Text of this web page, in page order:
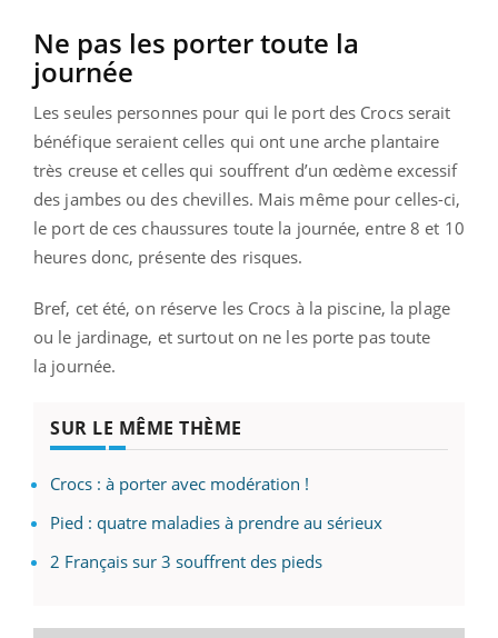
Ne pas les porter toute la
journée
Les seules personnes pour qui le port des Crocs serait
bénéfique seraient celles qui ont une arche plantaire
très creuse et celles qui souffrent d’un œdème excessif
des jambes ou des chevilles. Mais même pour celles-ci,
le port de ces chaussures toute la journée, entre 8 et 10
heures donc, présente des risques.
Bref, cet été, on réserve les Crocs à la piscine, la plage
ou le jardinage, et surtout on ne les porte pas toute
la journée.
SUR LE MÊME THÈME
Crocs : à porter avec modération !
Pied : quatre maladies à prendre au sérieux
2 Français sur 3 souffrent des pieds